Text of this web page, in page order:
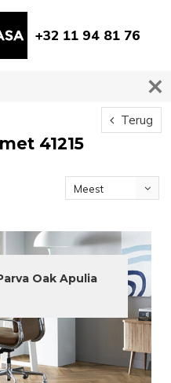
+32 11 94 81 76
Terug
41215
Meest
Oak Apulia